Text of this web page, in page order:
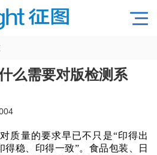
么需要对版检测系
质量的要求早已不只是“印得出
得稳、印得一致”。食品包装、日